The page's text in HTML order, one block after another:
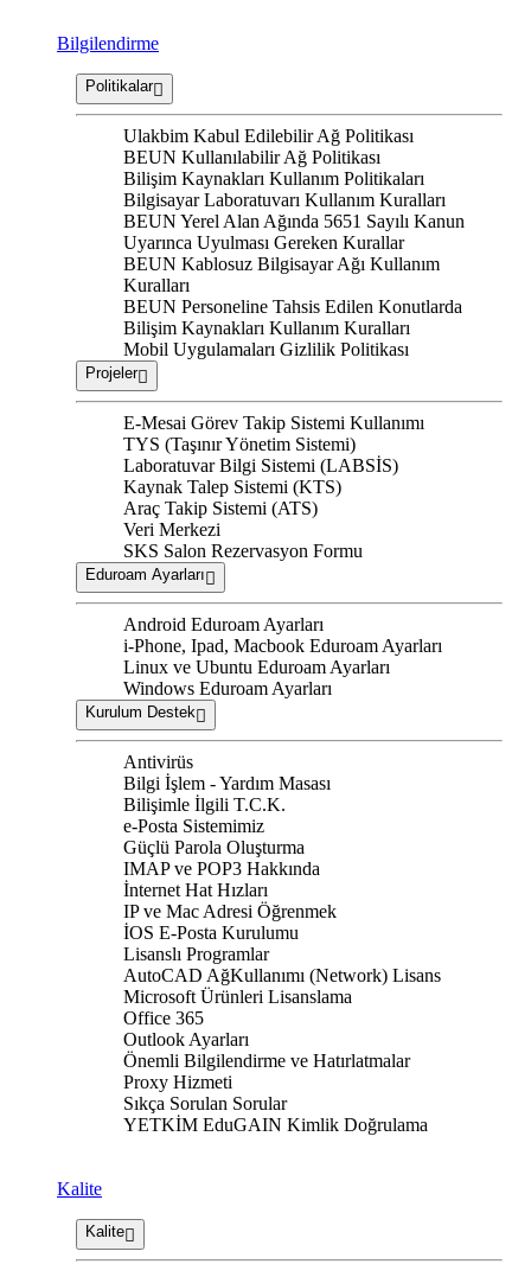
Bilgilendirme
Politikalar
Ulakbim Kabul Edilebilir Ağ Politikası
BEUN Kullanılabilir Ağ Politikası
Bilişim Kaynakları Kullanım Politikaları
Bilgisayar Laboratuvarı Kullanım Kuralları
BEUN Yerel Alan Ağında 5651 Sayılı Kanun
Uyarınca Uyulması Gereken Kurallar
BEUN Kablosuz Bilgisayar Ağı Kullanım
Kuralları
BEUN Personeline Tahsis Edilen Konutlarda
Bilişim Kaynakları Kullanım Kuralları
Mobil Uygulamaları Gizlilik Politikası
Projeler
E-Mesai Görev Takip Sistemi Kullanımı
TYS (Taşınır Yönetim Sistemi)
Laboratuvar Bilgi Sistemi (LABSİS)
Kaynak Talep Sistemi (KTS)
Araç Takip Sistemi (ATS)
Veri Merkezi
SKS Salon Rezervasyon Formu
Eduroam Ayarları
Android Eduroam Ayarları
i-Phone, Ipad, Macbook Eduroam Ayarları
Linux ve Ubuntu Eduroam Ayarları
Windows Eduroam Ayarları
Kurulum Destek
Antivirüs
Bilgi İşlem - Yardım Masası
Bilişimle İlgili T.C.K.
e-Posta Sistemimiz
Güçlü Parola Oluşturma
IMAP ve POP3 Hakkında
İnternet Hat Hızları
IP ve Mac Adresi Öğrenmek
İOS E-Posta Kurulumu
Lisanslı Programlar
AutoCAD AğKullanımı (Network) Lisans
Microsoft Ürünleri Lisanslama
Office 365
Outlook Ayarları
Önemli Bilgilendirme ve Hatırlatmalar
Proxy Hizmeti
Sıkça Sorulan Sorular
YETKİM EduGAIN Kimlik Doğrulama
Kalite
Kalite